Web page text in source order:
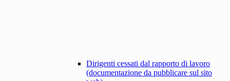
Dirigenti cessati dal rapporto di lavoro
(documentazione da pubblicare sul sito